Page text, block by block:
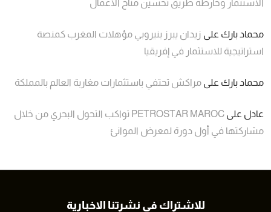
الاستثمار وخارطة طريق تحسين مناخ الأعمال
محماد بارك على زيدان يبرز بنيروبي مؤهلات المغرب كمنصة
استراتيجية للاستثمار في إفريقيا
محماد بارك على مراكش تحتفي باستثمارات مغاربة العالم بالمملكة
عادل على
PETROSTAR MAROC تواكب التحول البحري من خلال
مشاركتها في أول دورة لمعرض الموانئ
للاشتراك في نشرتنا الاخبارية